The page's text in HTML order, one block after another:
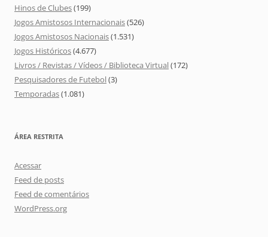
Hinos de Clubes(199)
Jogos Amistosos Internacionais(526)
Jogos Amistosos Nacionais(1.531)
Jogos Históricos(4.677)
Livros / Revistas / Vídeos / Biblioteca Virtual(172)
Pesquisadores de Futebol(3)
Temporadas(1.081)
ÁREA RESTRITA
Acessar
Feed de posts
Feed de comentários
WordPress.org